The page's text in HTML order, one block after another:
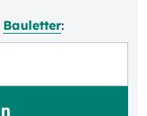
Bauletter: